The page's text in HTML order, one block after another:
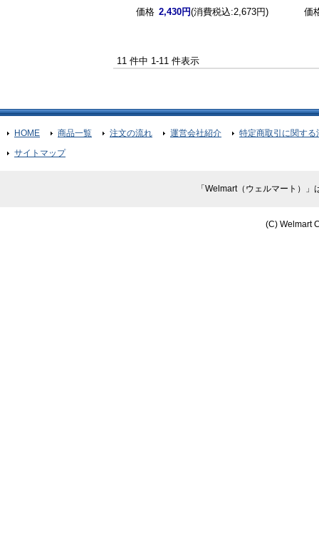
価格 2,430円(消費税込:2,673円) 価
11 件中 1-11 件表示
HOME 商品一覧 注文の流れ 運営会社紹介
特定商取引に関す
サイトマップ
「Welmart（ウェルマート）
(C) Welmart